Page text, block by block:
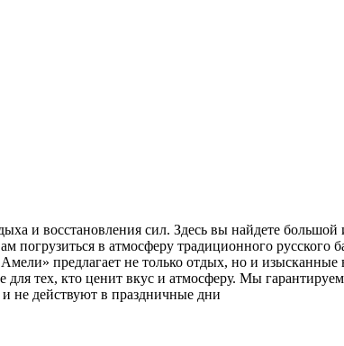
и восстановления сил. Здесь вы найдете
погрузиться в атмосферу традиционного
предлагает не только отдых, но и
тех, кто ценит вкус и атмосферу. Мы
не действуют в праздничные дни